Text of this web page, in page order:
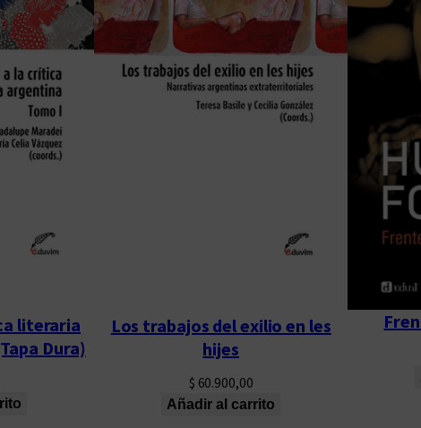
literaria
Dura)
Los trabajos del exilio en les
hijes
$ 60.900,00
Añadir al carrito